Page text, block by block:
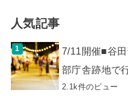
人気記事
7/11開催■谷
部庁舎跡地で
2.1k件のビュー